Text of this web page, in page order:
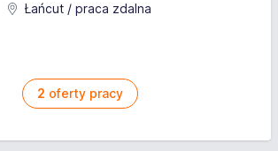
Łańcut / praca zdalna
2 oferty pracy